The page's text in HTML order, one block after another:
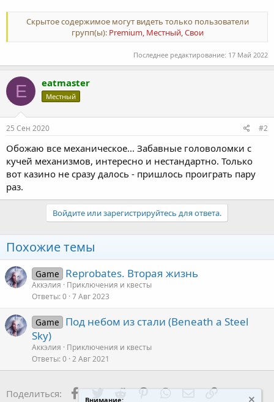
Скрытое содержимое могут видеть только пользователи
групп(ы): Premium, Местный, Свои
Последнее редактирование: 17 Май 2022
E eatmaster
Местный
25 Сен 2020 #2
Обожаю все механическое... Забавные головоломки с
кучей механизмов, интересно и нестандартно. Только
вот казино не сразу далось - пришлось проиграть пару
раз.
Войдите или зарегистрируйтесь для ответа.
Похожие темы
Game Reprobates. Вторая жизнь
Аккэлия
Приключения и квесты
Ответы 0 7 Авг 2023
Game
Под небом из стали (Beneath a Steel
Sky)
Аккэлия
Приключения и квесты
Ответы 0 2 Авг 2021
Поделиться: Facebook
TwitterRedditPinterestWhatsAppЭлектронная
Ссылка
Внимание: